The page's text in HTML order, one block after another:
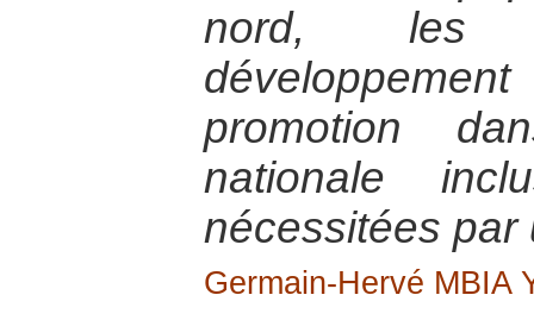
nord, les
promotion
nationale
nécessitées par
Germain-Hervé MBIA